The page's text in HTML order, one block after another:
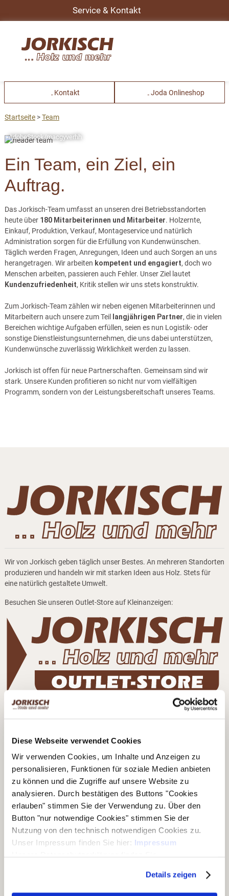
Diese Webseite verwendet Cookies
Wir verwenden Cookies, um Inhalte und Anzeigen zu
personalisieren, Funktionen für soziale Medien anbieten
zu können und die Zugriffe auf unsere Website zu
analysieren. Durch bestätigen des Buttons "Cookies
erlauben" stimmen Sie der Verwendung zu. Über den
Button "nur notwendige Cookies" stimmen Sie der
Nutzung von den technisch notwendigen Cookies zu.
Unser Impressum finden Sie hier: Impressum
Details zeigen
Service & Kontakt
Kontakt Joda Onlineshop
Startseite Team
AdobeStock/macgyverhh
Ein Team, ein Ziel, ein
Auftrag.
Das Jorkisch-Team umfasst an unseren drei Betriebsstandorten
heute über 180 Mitarbeiterinnen und Mitarbeiter. Holzernte,
Einkauf, Produktion, Verkauf, Montageservice und natürlich
Administration sorgen für die Erfüllung von Kundenwünschen.
Täglich werden Fragen, Anregungen, Ideen und auch Sorgen an uns
herangetragen. Wir arbeiten kompetent und engagiert, doch wo
Menschen arbeiten, passieren auch Fehler. Unser Ziel lautet
Kundenzufriedenheit, Kritik stellen wir uns stets konstruktiv.
Zum Jorkisch-Team zählen wir neben eigenen Mitarbeiterinnen und
Mitarbeitern auch unsere zum Teil langjährigen Partner, die in vielen
Bereichen wichtige Aufgaben erfüllen, seien es nun Logistik- oder
sonstige Dienstleistungsunternehmen, die uns dabei unterstützen,
Kundenwünsche zuverlässig Wirklichkeit werden zu lassen.
Jorkisch ist offen für neue Partnerschaften. Gemeinsam sind wir
stark. Unsere Kunden profitieren so nicht nur vom vielfältigen
Programm, sondern von der Leistungsbereitschaft unseres Teams.
Wir von Jorkisch geben täglich unser Bestes. An mehreren Standorten
produzieren und handeln wir mit starken Ideen aus Holz. Stets für
eine natürlich gestaltete Umwelt.
Besuchen Sie unseren Outlet-Store auf Kleinanzeigen:
Hoken 15 - 19
24635 Daldorf
Telefon:
Fax:+49 (0)4328 178 238
E-Mail:info@jorkisch.de
Folgen Sie dem Joda -Marken-Onlineshop:
▶ Haus & Garten